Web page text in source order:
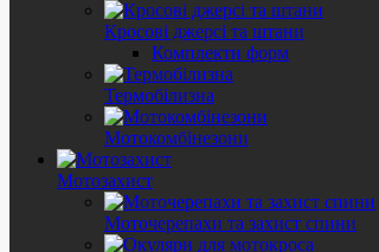
Кросові джерсі та штани
Комплекти форм
Термобілизна
Мотокомбінезони
Мотозахист
Моточерепахи та захист спини